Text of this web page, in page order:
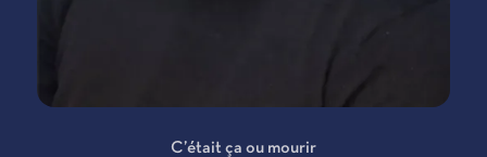
C’était ça ou mourir